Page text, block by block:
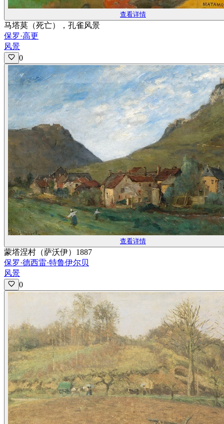
查看详情
马塔莫（死亡），孔雀风景
保罗·高更
风景
0
查看详情
蒙塔涅村（萨沃伊）1887
保罗·德西雷·特鲁伊尔贝
风景
0